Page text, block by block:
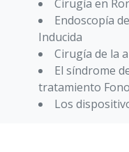
Cirugía en
Endoscopía
Inducida
Cirugía de la
El síndrome
tratamiento
Los